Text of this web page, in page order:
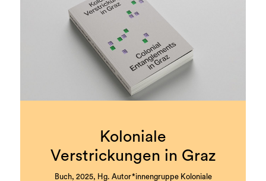
Koloniale
Verstrickungen in Graz
Buch, 2025, Hg. Autor*innengruppe Koloniale